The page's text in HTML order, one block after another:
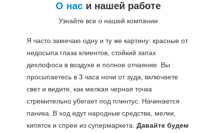
О нас и нашей работе
Узнайте все о нашей компании
Я часто замечаю одну и ту же картину: красные от
недосыпа глаза клиентов, стойкий запах
дихлофоса в воздухе и полное отчаяние. Вы
просыпаетесь в 3 часа ночи от зуда, включаете
свет и видите, как мелкая черная точка
стремительно убегает под плинтус. Начинается
паника. В ход идут народные средства, мелки,
кипяток и спреи из супермаркета. Давайте будем